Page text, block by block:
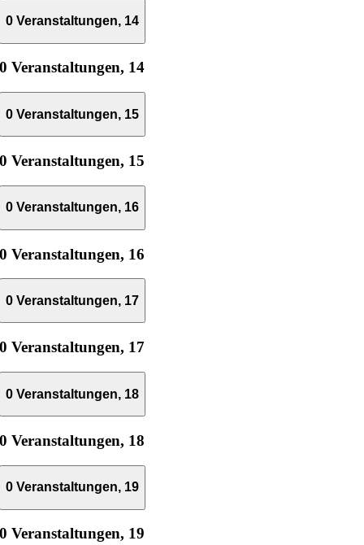
0 Veranstaltungen, 14
0 Veranstaltungen, 14
0 Veranstaltungen, 15
0 Veranstaltungen, 15
0 Veranstaltungen, 16
0 Veranstaltungen, 16
0 Veranstaltungen, 17
0 Veranstaltungen, 17
0 Veranstaltungen, 18
0 Veranstaltungen, 18
0 Veranstaltungen, 19
0 Veranstaltungen, 19